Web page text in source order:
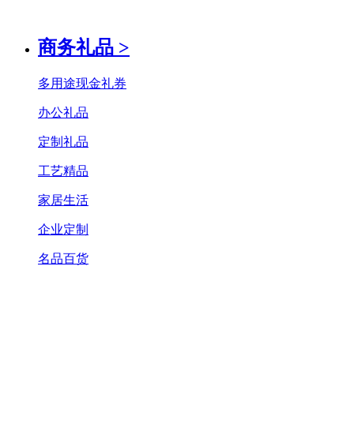
商务礼品 >
多用途现金礼券
办公礼品
定制礼品
工艺精品
家居生活
企业定制
名品百货